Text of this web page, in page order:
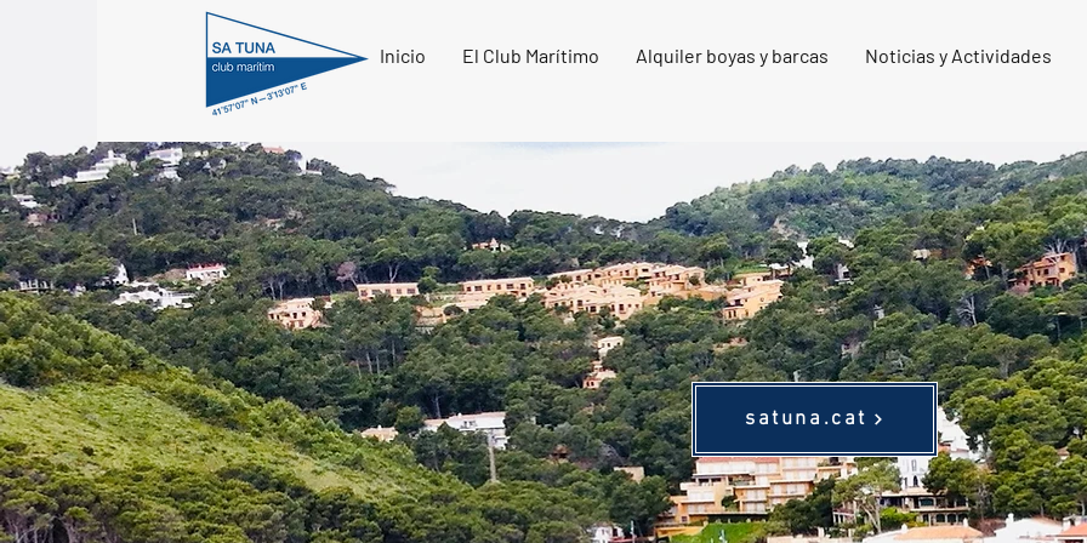
Inicio El Club Marítimo Alquiler boyas y barcas Noticias y Actividades
satuna.cat